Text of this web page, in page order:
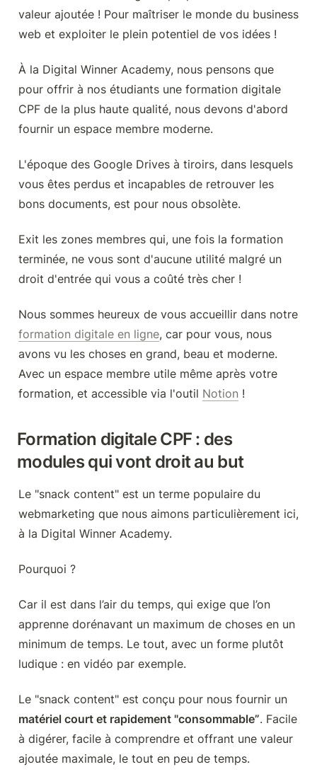
valeur ajoutée ! Pour maîtriser le monde du business
web et exploiter le plein potentiel de vos idées !
À la Digital Winner Academy, nous pensons que
pour offrir à nos étudiants une formation digitale
CPF de la plus haute qualité, nous devons d'abord
fournir un espace membre moderne.
L'époque des Google Drives à tiroirs, dans lesquels
vous êtes perdus et incapables de retrouver les
bons documents, est pour nous obsolète.
Exit les zones membres qui, une fois la formation
terminée, ne vous sont d'aucune utilité malgré un
droit d'entrée qui vous a coûté très cher !
formation digitale en ligne, car pour vous, nous
avons vu les choses en grand, beau et moderne.
Avec un espace membre utile même après votre
formation, et accessible via l'outil Notion !
Formation digitale CPF : des
modules qui vont droit au but
Le "snack content" est un terme populaire du
webmarketing que nous aimons particulièrement ici,
à la Digital Winner Academy.
Pourquoi ?
Car il est dans l’air du temps, qui exige que l’on
apprenne dorénavant un maximum de choses en un
minimum de temps. Le tout, avec un forme plutôt
ludique : en vidéo par exemple.
matériel court et rapidement "consommable”. Facile
à digérer, facile à comprendre et offrant une valeur
ajoutée maximale, le tout en peu de temps.